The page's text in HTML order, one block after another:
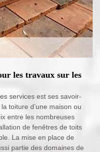
les travaux sur les
services est ses savoir-
toiture d’une maison ou
entre les nombreuses
de fenêtres de toits
La mise en place de
partie des domaines de